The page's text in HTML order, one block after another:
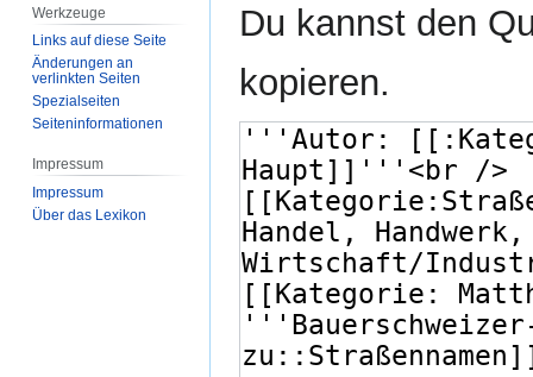
Du kannst den
kopieren.
Werkzeuge
Links auf diese Seite
Änderungen an
verlinkten Seiten
Spezialseiten
Seiten­­informationen
Impressum
Impressum
Über das Lexikon